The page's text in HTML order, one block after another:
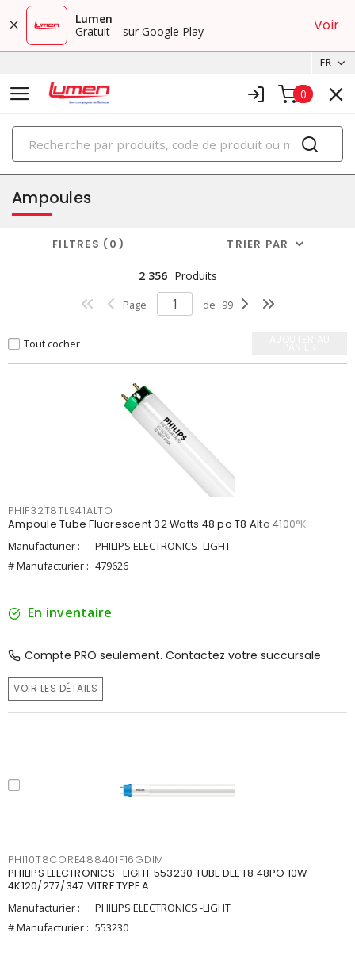
Lumen
Gratuit – sur Google Play
Voir
FR
0
PRODUITS
éclairage
Ampoules
FILTRES 0 TRIER PAR
2 356 Produits
Page de 99
Tout cocher
PHIF32T8TL941ALTO
Ampoule Tube Fluorescent 32 Watts 48 po T8 Alto 4100°K
Manufacturier :
PHILIPS ELECTRONICS -LIGHT
# Manufacturier : 479626
En inventaire
Compte PRO seulement. Contactez votre succursale
VOIR LES DÉTAILS
PHI10T8CORE48840IF16GDIM
PHILIPS ELECTRONICS -LIGHT 553230 TUBE DEL T8 48PO 10W
4K120/277/347 VITRE TYPE A
Manufacturier :
PHILIPS ELECTRONICS -LIGHT
# Manufacturier : 553230